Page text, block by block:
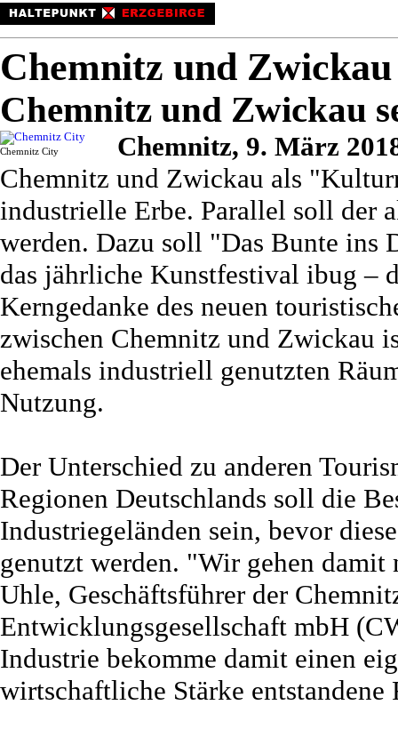
Chemnitz und
Chemnitz und Zwickau
Chemnitz City
Chemnitz, 9. März
Chemnitz und Zwickau als
industrielle Erbe. Parallel soll der
werden. Dazu soll "Das Bunte ins
das jährliche Kunstfestival ibug –
Kerngedanke des neuen
zwischen Chemnitz und Zwickau
ehemals industriell genutzten
Nutzung.
Der Unterschied zu anderen
Regionen Deutschlands soll die
Industriegeländen sein, bevor
genutzt werden. "Wir gehen damit
Uhle, Geschäftsführer der
Entwicklungsgesellschaft mbH
Industrie bekomme damit einen
wirtschaftliche Stärke entstandene